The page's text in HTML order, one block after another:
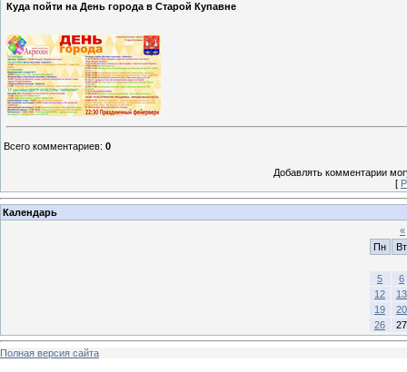
Куда пойти на День города в Старой Купавне
Всего комментариев: 0
Добавлять комментарии
[
Календарь
«
Пн
Вт
5
6
12
13
19
20
26
27
Полная версия сайта